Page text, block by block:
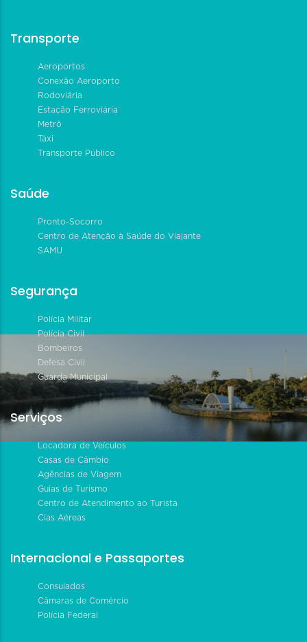
Transporte
Aeroportos
Conexão Aeroporto
Rodoviária
Estação Ferroviária
Metrô
Táxi
Transporte Público
Saúde
Pronto-Socorro
Centro de Atenção à Saúde do Viajante
SAMU
Segurança
Polícia Militar
Polícia Civil
Bombeiros
Defesa Civil
Guarda Municipal
Serviços
Locadora de Veículos
Casas de Câmbio
Agências de Viagem
Guias de Turismo
Centro de Atendimento ao Turista
Cias Aéreas
Internacional e Passaportes
Consulados
Câmaras de Comércio
Polícia Federal